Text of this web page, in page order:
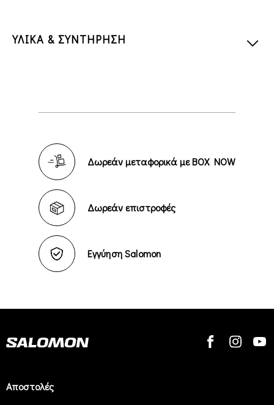
ΥΛΙΚΑ & ΣΥΝΤΗΡΗΣΗ
Δωρεάν μεταφορικά με BOX NOW
Δωρεάν επιστροφές
Εγγύηση Salomon
Αποστολές